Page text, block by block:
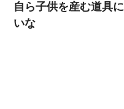
自ら子供を産む道具
いな